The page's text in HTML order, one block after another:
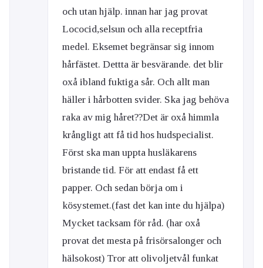
och utan hjälp. innan har jag provat
Lococid,selsun och alla receptfria
medel. Eksemet begränsar sig innom
hårfästet. Dettta är besvärande. det blir
oxå ibland fuktiga sår. Och allt man
häller i hårbotten svider. Ska jag behöva
raka av mig håret??Det är oxå himmla
krångligt att få tid hos hudspecialist.
Först ska man uppta husläkarens
bristande tid. För att endast få ett
papper. Och sedan börja om i
kösystemet.(fast det kan inte du hjälpa)
Mycket tacksam för råd. (har oxå
provat det mesta på frisörsalonger och
hälsokost) Tror att olivoljetvål funkat